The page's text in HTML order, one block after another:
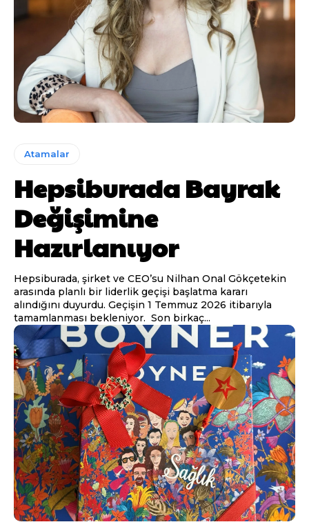
Atamalar
Hepsiburada Bayrak
Değişimine
Hazırlanıyor
Hepsiburada, şirket ve CEO’su Nilhan Onal Gökçetekin
arasında planlı bir liderlik geçişi başlatma kararı
alındığını duyurdu. Geçişin 1 Temmuz 2026 itibarıyla
tamamlanması bekleniyor. Son birkaç...